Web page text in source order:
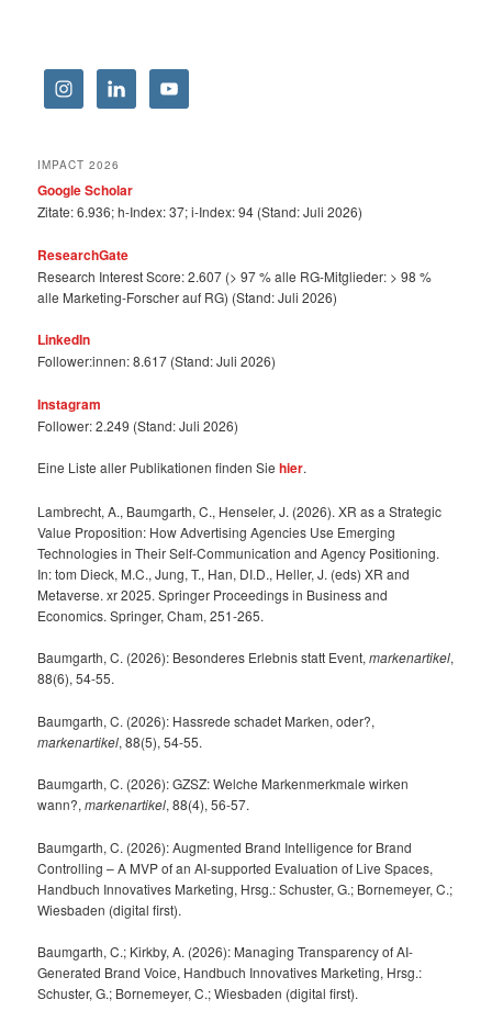
IMPACT 2026
Google Scholar
Zitate: 6.936; h-Index: 37; i-Index: 94 (Stand: Juli 2026)
ResearchGate
Research Interest Score: 2.607 (> 97 % alle RG-Mitglieder: > 98 %
alle Marketing-Forscher auf RG) (Stand: Juli 2026)
LinkedIn
Follower:innen: 8.617 (Stand: Juli 2026)
Instagram
Follower: 2.249 (Stand: Juli 2026)
Eine Liste aller Publikationen finden Siehier.
Lambrecht, A., Baumgarth, C., Henseler, J. (2026). XR as a Strategic
Value Proposition: How Advertising Agencies Use Emerging
Technologies in Their Self-Communication and Agency Positioning.
In: tom Dieck, M.C., Jung, T., Han, DI.D., Heller, J. (eds) XR and
Metaverse. xr 2025. Springer Proceedings in Business and
Economics. Springer, Cham, 251-265.
Baumgarth, C. (2026): Besonderes Erlebnis statt Event,markenartikel,
88(6), 54-55.
Baumgarth, C. (2026): Hassrede schadet Marken, oder?,
markenartikel, 88(5), 54-55.
Baumgarth, C. (2026): GZSZ: Welche Markenmerkmale wirken
wann?,markenartikel, 88(4), 56-57.
Baumgarth, C. (2026): Augmented Brand Intelligence for Brand
Controlling – A MVP of an AI-supported Evaluation of Live Spaces,
Handbuch Innovatives Marketing, Hrsg.: Schuster, G.; Bornemeyer, C.;
Wiesbaden (digital first).
Baumgarth, C.; Kirkby, A. (2026): Managing Transparency of AI-
Generated Brand Voice, Handbuch Innovatives Marketing, Hrsg.:
Schuster, G.; Bornemeyer, C.; Wiesbaden (digital first).